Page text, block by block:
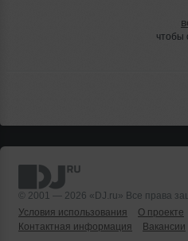
чтобы
© 2001 — 2026 «DJ.ru» Все права
Условия использования
О проекте
Контактная информация
Вакансии